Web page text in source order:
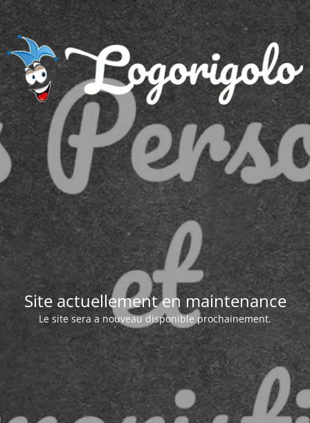
Site actuellement en maintenance
Le site sera a nouveau disponible prochainement.